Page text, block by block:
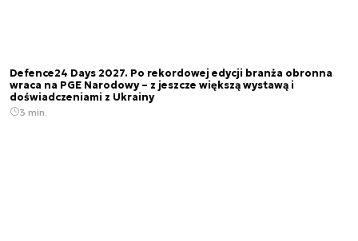
Defence24 Days 2027. Po rekordowej edycji branża obronna
wraca na PGE Narodowy – z jeszcze większą wystawą i
doświadczeniami z Ukrainy
3 min.